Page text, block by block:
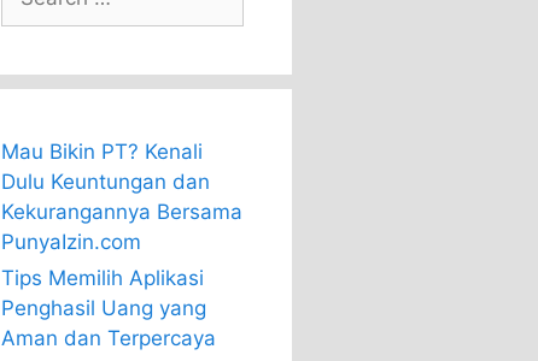
for:
Mau Bikin PT? Kenali
Dulu Keuntungan dan
Kekurangannya Bersama
PunyaIzin.com
Tips Memilih Aplikasi
Penghasil Uang yang
Aman dan Terpercaya